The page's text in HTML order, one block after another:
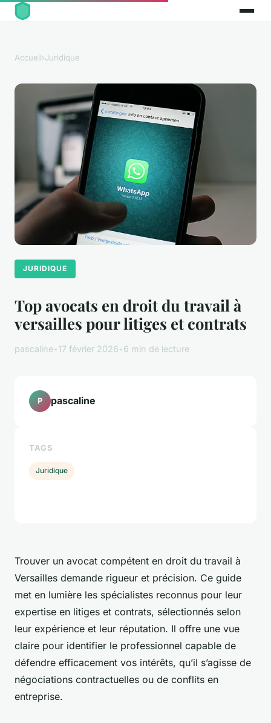
Accueil›Juridique
JURIDIQUE
Top avocats en droit du travail à
versailles pour litiges et contrats
pascaline•17 février 2026•6 min de lecture
Trouver un avocat compétent en droit du travail à
Versailles demande rigueur et précision. Ce guide
met en lumière les spécialistes reconnus pour leur
expertise en litiges et contrats, sélectionnés selon
leur expérience et leur réputation. Il offre une vue
claire pour identifier le professionnel capable de
défendre efficacement vos intérêts, qu’il s’agisse de
négociations contractuelles ou de conflits en
entreprise.
P pascaline
TAGS
Juridique